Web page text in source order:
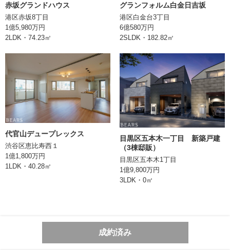
借地権の種類 普通賃借権(一部所有権)
借地権詳細
保証金：要確認
借地料：9,700円
現況 空室
引渡 即可
取引形態
備考
赤坂グランドハウス
港区赤坂8丁目
1億5,980万円
2LDK・74.23㎡
グランフォルム白金日吉坂
港区白金台3丁目
6億580万円
2SLDK・182.82㎡
代官山デュープレックス
渋谷区恵比寿西１
1億1,800万円
1LDK・40.28㎡
目黒区五本木一丁目 新築戸建
（3棟邸販）
目黒区五本木1丁目
1億9,800万円
3LDK・0㎡
成約済み